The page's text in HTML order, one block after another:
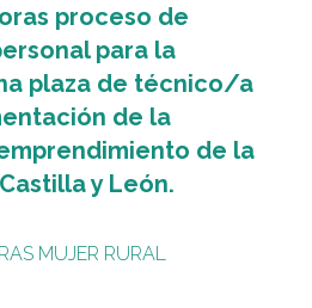
proceso de
para la
plaza de técnico/a
de la
de la
y León.
MUJER RURAL